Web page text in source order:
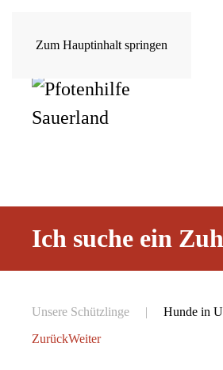
Zum Hauptinhalt springen
Ich suche ein
Unsere Schützlinge Hunde in
ZurückWeiter